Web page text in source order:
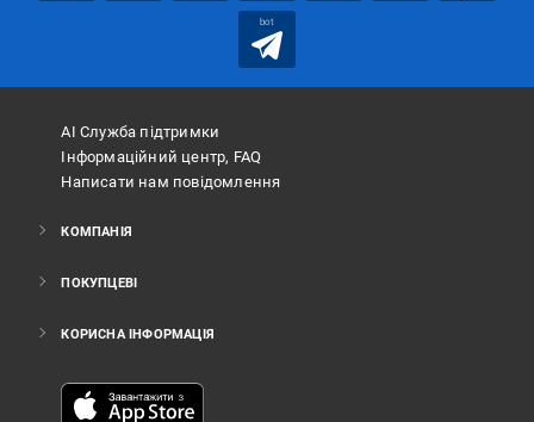
bot
АІ Служба підтримки
Інформаційний центр, FAQ
Написати нам повідомлення
КОМПАНІЯ
ПОКУПЦЕВІ
КОРИСНА ІНФОРМАЦІЯ